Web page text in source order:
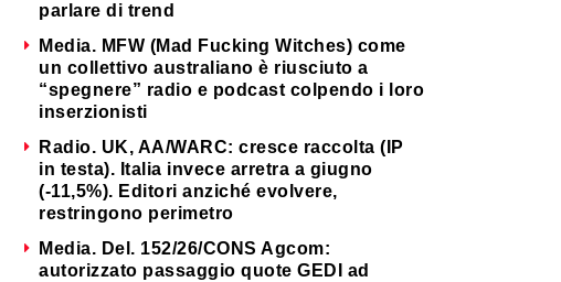
parlare di trend
Media. MFW (Mad Fucking Witches) come
un collettivo australiano è riusciuto a
“spegnere” radio e podcast colpendo i loro
inserzionisti
Radio. UK, AA/WARC: cresce raccolta (IP
in testa). Italia invece arretra a giugno
(-11,5%). Editori anziché evolvere,
restringono perimetro
Media. Del. 152/26/CONS Agcom:
autorizzato passaggio quote GEDI ad